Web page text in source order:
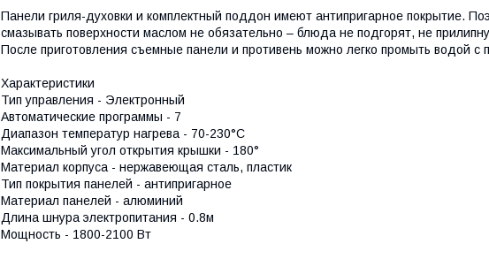
Панели гриля-духовки и комплектный поддон имеют антипригарное покрытие.
смазывать поверхности маслом не обязательно – блюда не подгорят, не
После приготовления съемные панели и противень можно легко промыть водой с
Характеристики
Тип управления - Электронный
Автоматические программы - 7
Диапазон температур нагрева - 70-230°С
Максимальный угол открытия крышки - 180°
Материал корпуса - нержавеющая сталь, пластик
Тип покрытия панелей - антипригарное
Материал панелей - алюминий
Длина шнура электропитания - 0.8м
Мощность - 1800-2100 Вт